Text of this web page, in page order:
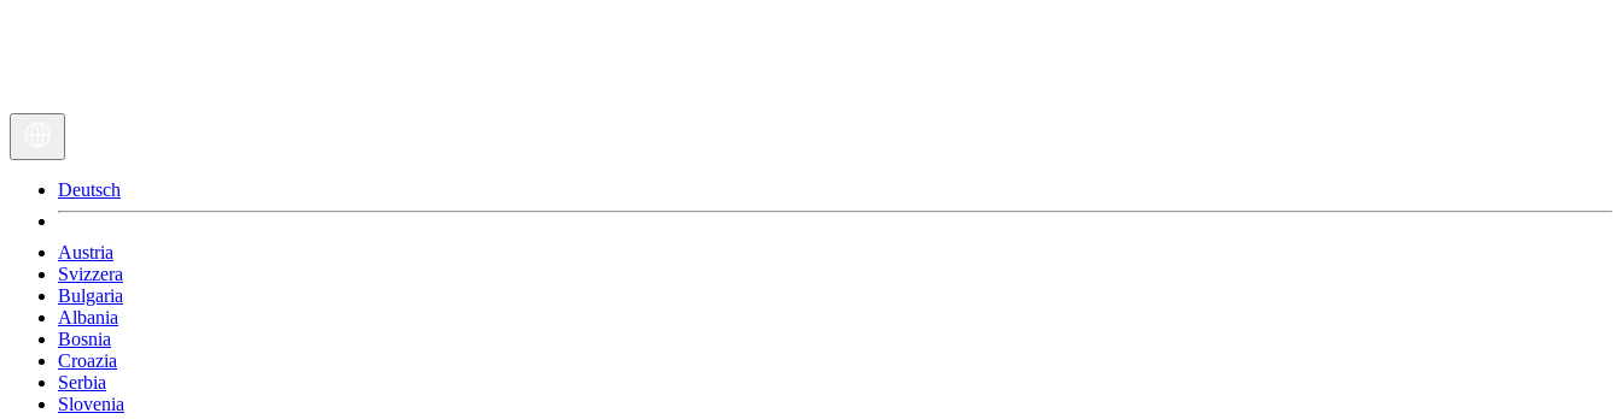
Deutsch
Austria
Svizzera
Bulgaria
Albania
Bosnia
Croazia
Serbia
Slovenia